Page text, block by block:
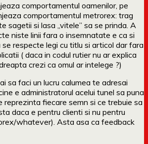
comportamentul oamenilor, pe
comportamentul metrorex: trag
sagetii si lasa „vitele” sa se prinda. A
niste linii fara o insemnatate e ca si
se respecte legi cu titlu si articol dar fara
( daca in codul rutier nu ar explica
crezi ca omul ar intelege ?)
sa faci un lucru calumea te adresai
e administratorul acelui tunel sa puna
reprezinta fiecare semn si ce trebuie sa
daca e pentru clienti si nu pentru
whatever). Asta asa ca feedback